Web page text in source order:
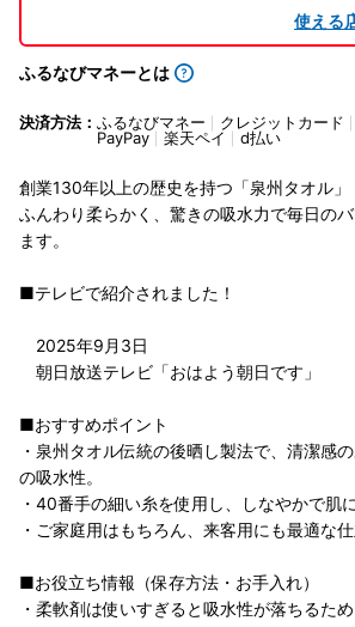
使える
ふるなびマネーとは
決済方法： ふるなびマネー クレジットカード
PayPay
楽天ペイ d払い
創業130年以上の歴史を持つ「泉州タオル」
ふんわり柔らかく、驚きの吸水力で毎日の
ます。
■テレビで紹介されました！
2025年9月3日
朝日放送テレビ「おはよう朝日です」
■おすすめポイント
・泉州タオル伝統の後晒し製法で、清潔感
の吸水性。
・40番手の細い糸を使用し、しなやかで肌
・ご家庭用はもちろん、来客用にも最適な仕
■お役立ち情報（保存方法・お手入れ）
・柔軟剤は使いすぎると吸水性が落ちるた